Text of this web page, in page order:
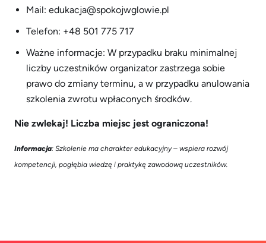
Mail: edukacja@spokojwglowie.pl
Telefon: +48 501 775 717
Ważne informacje: W przypadku braku minimalnej
liczby uczestników organizator zastrzega sobie
prawo do zmiany terminu, a w przypadku anulowania
szkolenia zwrotu wpłaconych środków.
Nie zwlekaj! Liczba miejsc jest ograniczona!
Informacja: Szkolenie ma charakter edukacyjny – wspiera rozwój
kompetencji, pogłębia wiedzę i praktykę zawodową uczestników.